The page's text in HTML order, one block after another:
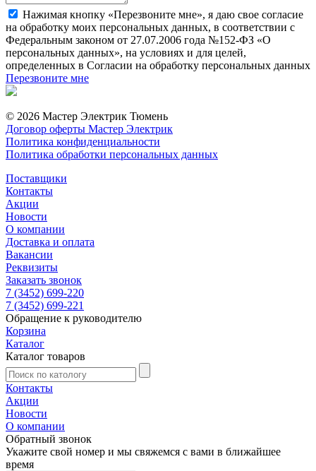
Нажимая кнопку «Перезвоните мне», я даю свое согласие
на обработку моих персональных данных, в соответствии с
Федеральным законом от 27.07.2006 года №152-ФЗ «О
персональных данных», на условиях и для целей,
определенных в Согласии на обработку персональных данных
Перезвоните мне
© 2026 Мастер Электрик Тюмень
Договор оферты Мастер Электрик
Политика конфиденциальности
Политика обработки персональных данных
Поставщики
Контакты
Акции
Новости
О компании
Доставка и оплата
Вакансии
Реквизиты
Заказать звонок
7 (3452) 699-220
7 (3452) 699-221
Обращение к руководителю
Корзина
Каталог
Каталог товаров
Контакты
Акции
Новости
О компании
Обратный звонок
Укажите свой номер и мы свяжемся с вами в ближайшее
время